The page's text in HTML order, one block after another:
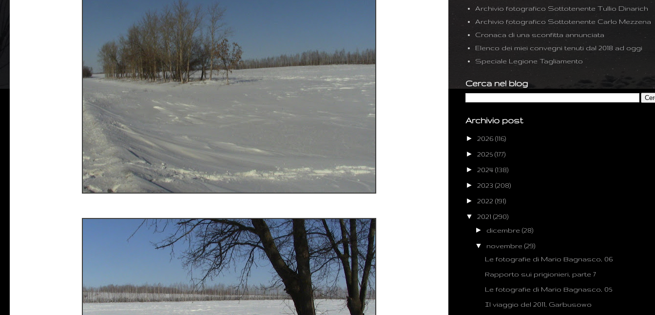
Archivio fotografico Sottotenente Tullio Dinarich
Archivio fotografico Sottotenente Carlo Mezzena
Cronaca di una sconfitta annunciata
Elenco dei miei convegni tenuti dal 2018 ad oggi
Speciale Legione Tagliamento
Cerca nel blog
Archivio post
► 2026 (116)
► 2025 (177)
► 2024 (138)
► 2023 (208)
► 2022 (191)
▼ 2021 (290)
► dicembre(28)
▼ novembre(29)
Le fotografie di Mario Bagnasco, 06
Rapporto sui prigionieri, parte 7
Le fotografie di Mario Bagnasco, 05
Il viaggio del 2011, Garbusowo